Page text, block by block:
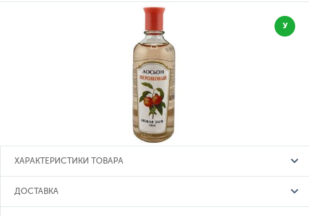
У
ХАРАКТЕРИСТИКИ ТОВАРА
ДОСТАВКА